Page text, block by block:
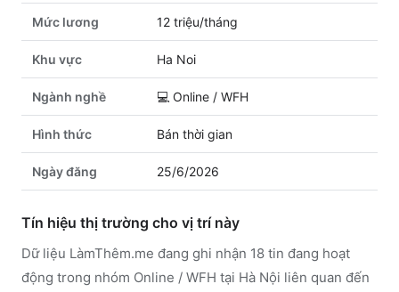
Mức lương 12 triệu/tháng
Khu vực Ha Noi
Ngành nghề 💻 Online / WFH
Hình thức Bán thời gian
Ngày đăng 25/6/2026
Tín hiệu thị trường cho vị trí này
Dữ liệu LàmThêm.me đang ghi nhận 18 tin đang hoạt
động trong nhóm Online / WFH tại Hà Nội liên quan đến